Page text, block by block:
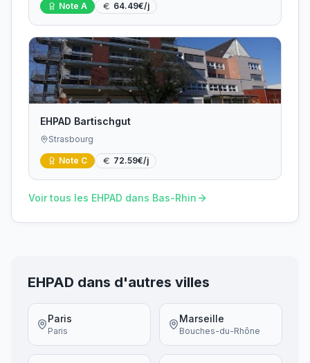
Note A 64.49€/j
EHPAD Bartischgut
Strasbourg
Note C 72.59€/j
Voir tous les EHPAD dans Bas-Rhin
EHPAD dans d'autres villes
Paris
Paris
Marseille
Bouches-du-Rhône